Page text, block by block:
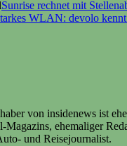
Sunrise rechnet mit
WLAN: devolo
von insidenews ist
Magazins, ehemaliger
und Reisejournalist.